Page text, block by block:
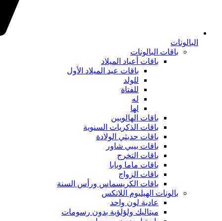
البالونات
باقات البالونات
باقات أعياد الميلاد
باقات عيد الميلاد الأول
للولد
للفتاة
له
لها
باقات الهالويين
باقات الذكريات السنوية
باقات حديثي الولادة
باقات بيبي شاور
باقات التخرج
باقات ماما وبابا
باقات الزواج
باقات الكريسماس ورأس السنة
بالونات الهيليوم اللاتكس
عادية لون واحد
ميتاليك ولؤلؤية بدون رسومات